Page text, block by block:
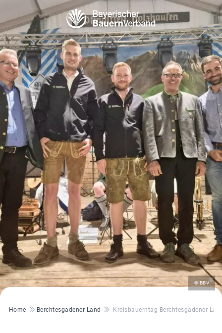
© BBV©
Pfadnavigation
Home Berchtesgadener Land Kreisbauerntag Berchtesgadener